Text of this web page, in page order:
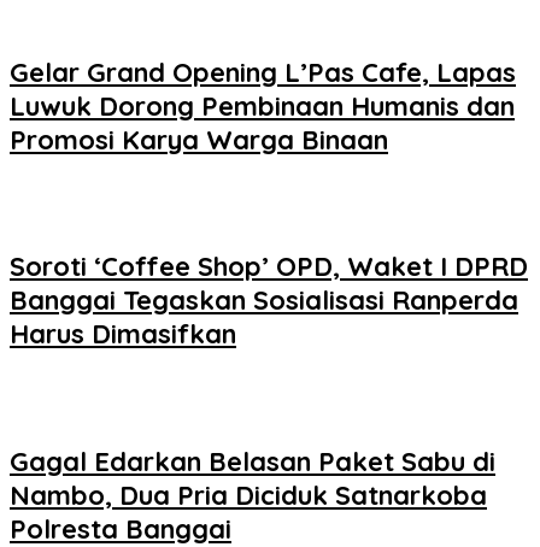
Gelar Grand Opening L’Pas Cafe, Lapas
Luwuk Dorong Pembinaan Humanis dan
Promosi Karya Warga Binaan
Soroti ‘Coffee Shop’ OPD, Waket I DPRD
Banggai Tegaskan Sosialisasi Ranperda
Harus Dimasifkan
Gagal Edarkan Belasan Paket Sabu di
Nambo, Dua Pria Diciduk Satnarkoba
Polresta Banggai